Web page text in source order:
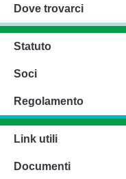
Dove trovarci
Statuto
Soci
Regolamento
Link utili
Documenti